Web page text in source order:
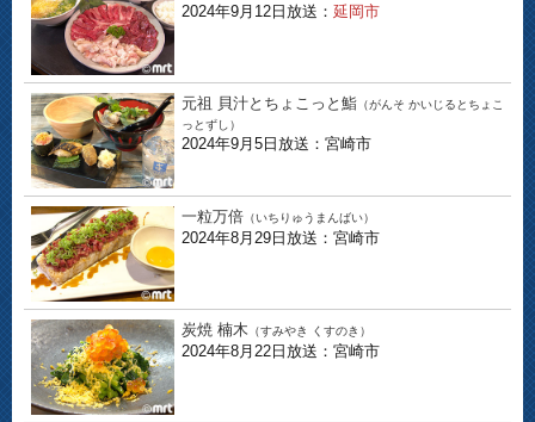
2024年9月12日放送： 延岡市
元祖 貝汁とちょこっと鮨 （がんそ かいじるとちょこ
っとずし）
2024年9月5日放送：宮崎市
一粒万倍 （いちりゅうまんばい）
2024年8月29日放送：宮崎市
炭焼 楠木 （すみやき くすのき）
2024年8月22日放送：宮崎市